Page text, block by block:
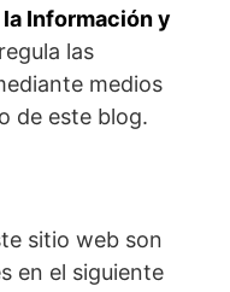
Información y
las
medios
de este blog.
sitio web son
en el siguiente